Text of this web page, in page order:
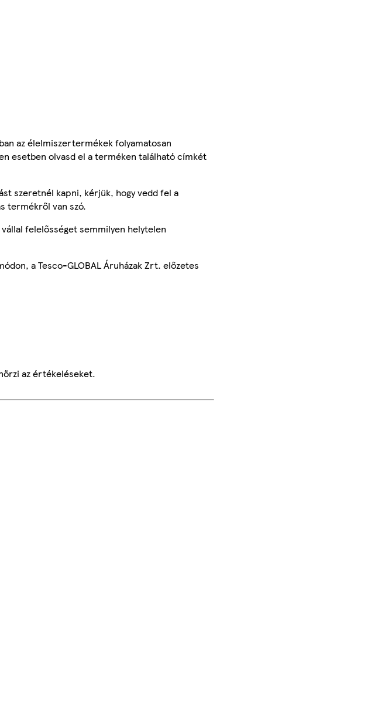
az élelmiszertermékek folyamatosan
esetben olvasd el a terméken található címkét
szeretnél kapni, kérjük, hogy vedd fel a
termékről van szó.
felelősséget semmilyen helytelen
a Tesco-GLOBAL Áruházak Zrt. előzetes
az értékeléseket.